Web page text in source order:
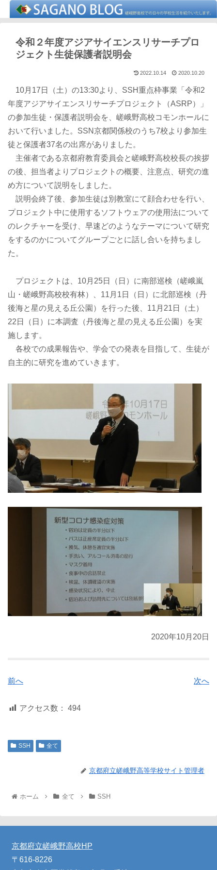
令和２年度アジアサイエンスリサーチプロ
ジェクト生徒保護者説明会
2022.10.14 2020.10.20
10月17日（土）の13:30より、SSH重点枠事業「令和2
年度アジアサイエンスリサーチプロジェクト（ASRP）」
の参加生徒・保護者説明会を、嵯峨野高校コモンホールに
おいて行いました。SSN京都関係校のうち7校より参加生
徒と保護者37名の出席がありました。
主催者である京都府教育委員会と嵯峨野高校校長の挨拶
の後、担当者よりプロジェクトの概要、注意点、研究の進
め方について説明をしました。
説明会終了後、参加生徒は別教室にて顔合わせを行い、
プロジェクト中に使用するソフトウェアの使用法について
のレクチャーを受け、早速どのようなテーマについて研究
をするのかについてグループごとに話し合いを持ちまし
た。
プロジェクトは、10月25日（日）に南部巡検（嵯峨嵐
山・嵯峨野高校校有林）、11月1日（日）に北部巡検（丹
後海と星の見える丘公園）を行った後、11月21日（土）
22日（日）に本調査（丹後海と星の見える丘公園）を実
施します。
各校での成果報告や、学会での発表を目指して、生徒が
自主的に研究を進めていきます。
2020年10月20日
前へ 次へ
アクセス数： 494
SSH 全て
京都府立嵯峨野高等学校サイト管理者
ホーム 全て SSH
京都府立嵯峨野高校HP
〒616-8226